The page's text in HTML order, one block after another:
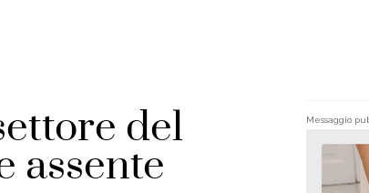
del
assente
Messaggio